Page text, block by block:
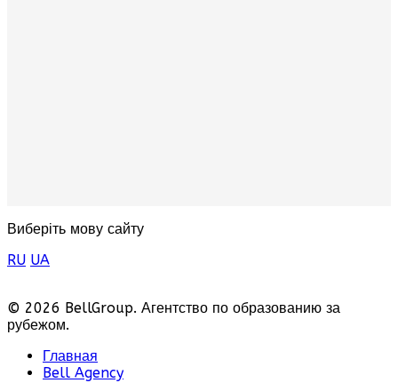
Виберіть мову сайту
RU UA
© 2026 BellGroup. Агентство по образованию за
рубежом.
Главная
Bell Agency